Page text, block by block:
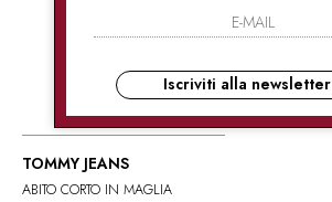
TOMMY JEANS
ABITO CORTO IN MAGLIA
Iscriviti alla newsletter